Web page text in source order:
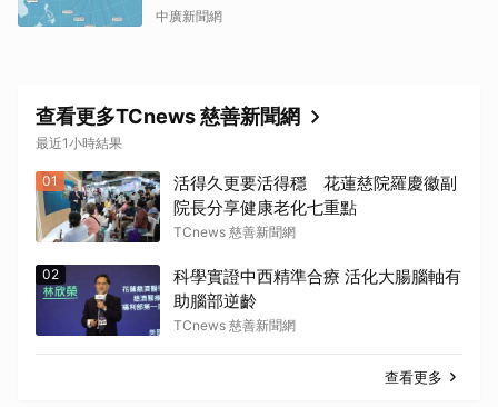
中廣新聞網
查看更多TCnews 慈善新聞網
最近1小時結果
01
活得久更要活得穩 花蓮慈院羅慶徽副
院長分享健康老化七重點
TCnews 慈善新聞網
02
科學實證中西精準合療 活化大腸腦軸有
助腦部逆齡
TCnews 慈善新聞網
查看更多